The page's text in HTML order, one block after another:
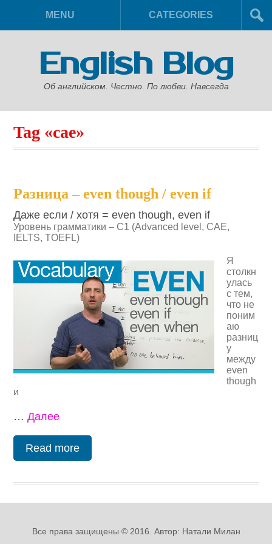
MENU CATEGORIES
English Blog
Об английском. Честно. По любви. Навсегда
Tag «cae»
Разница – even though / even if
Даже если / хотя = even though, even if
Уровень грамматики – C1 (Advanced level, CAE,
IELTS, TOEFL)
Я
столкн
улась
с тем,
что не
поним
аю
разниц
у
между
even
though
и
…Далее
Read more
Все права защищены © 2016. Автор: Натали Милан